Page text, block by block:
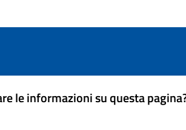
le informazioni su questa